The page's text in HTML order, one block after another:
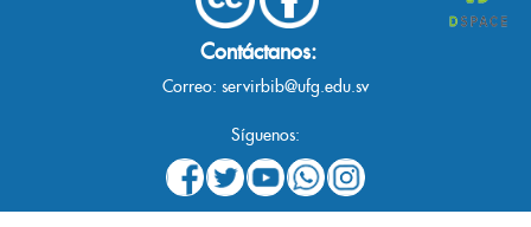
Contáctanos:
Correo: servirbib@ufg.edu.sv
Síguenos: